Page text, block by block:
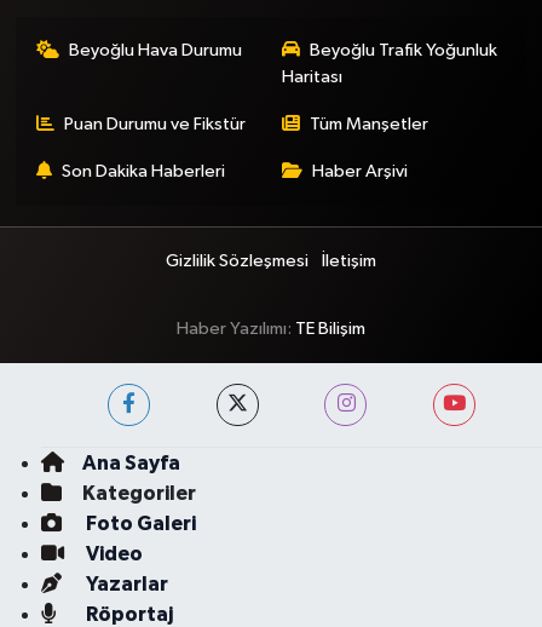
Beyoğlu Hava Durumu
Beyoğlu Trafik Yoğunluk
Haritası
Puan Durumu ve Fikstür Tüm Manşetler
Son Dakika Haberleri Haber Arşivi
Gizlilik Sözleşmesi İletişim
Haber Yazılımı: TE Bilişim
Ana Sayfa
Kategoriler
Foto Galeri
Video
Yazarlar
Röportaj